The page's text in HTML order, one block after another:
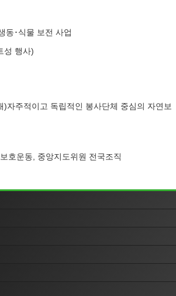
동･식물 보전 사업
성 행사)
)자주적이고 독립적인 봉사단체 중심의 자연보
호운동, 중앙지도위원 전국조직